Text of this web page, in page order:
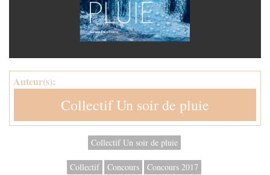
Auteur(s):
Collectif Un soir de pluie
Collectif Un soir de pluie
Collectif Concours Concours 2017